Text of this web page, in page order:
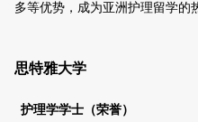
多等优势，成为亚洲护理留学的
思特雅大学
护理学学士（荣誉）